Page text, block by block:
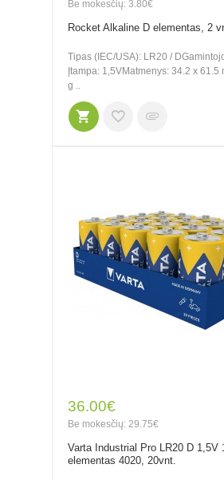
Be mokesčių: 3.80€
Rocket Alkaline D elementas, 2
Tipas (IEC/USA): LR20 /
Įtampa: 1,5VMatmenys: 34.2 x 61.5
g ..
36.00€
Be mokesčių: 29.75€
Varta Industrial Pro LR20 D 1,5V
elementas 4020, 20vnt.